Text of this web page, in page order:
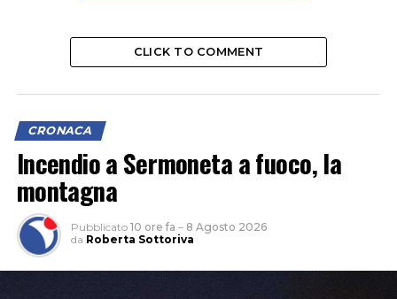
CLICK TO COMMENT
CRONACA
Incendio a Sermoneta a fuoco, la
montagna
Pubblicato 10 ore fa – 8 Agosto 2026
da Roberta Sottoriva